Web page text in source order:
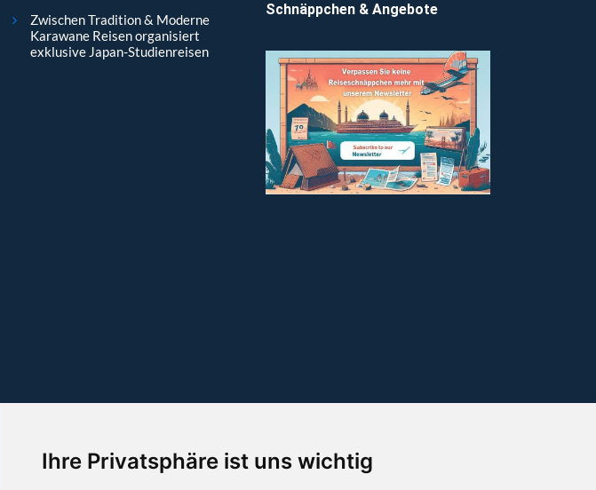
Ihre Privatsphäre ist uns wichtig
Zwischen Tradition & Moderne
Karawane Reisen organisiert
exklusive Japan-Studienreisen
Schnäppchen & Angebote